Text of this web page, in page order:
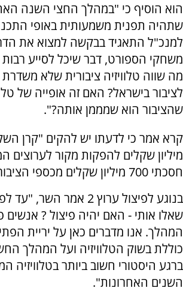
הוא הוסיף כי "במהלך החצי השנה
שתהיה תפנית משמעותית באופי
למנכ"ל התאגיד בבקשה למצוא את
משחקי הספורט, דבר שיכל לסייע רבות
מה שווה טלוויזיה ציבורית שלא
לציבור בישראל? האם זה אופייה של
שהציבור הוא שמממן אותה?".
קרא אמר כי לדעתו יש להקים "קרן
מיליון שקלים להפקות מקור לערוצים
חסכתי 700 מיליון שקלים מכספי הציבור".
בנוגע לפיצול ערוץ 2 אמר
שאלו אותי - האם יהיה פיצול ? אנשים
המהלך. אנו מדברים כאן על יריית
כוללת בשוק הטלוויזיה ועל המהלך
השנים האחרונות".